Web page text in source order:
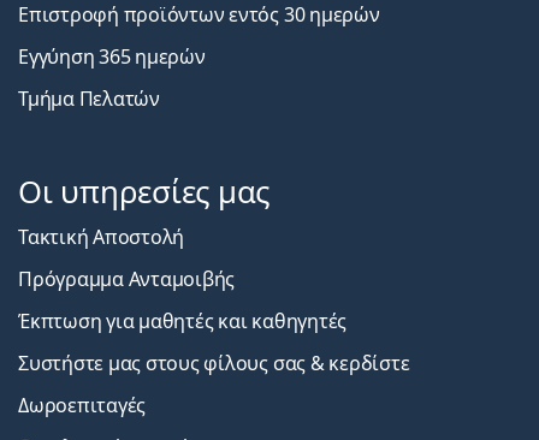
Επιστροφή προϊόντων εντός 30 ημερών
Εγγύηση 365 ημερών
Τμήμα Πελατών
Οι υπηρεσίες μας
Τακτική Αποστολή
Πρόγραμμα Ανταμοιβής
Έκπτωση για μαθητές και καθηγητές
Συστήστε μας στους φίλους σας & κερδίστε
Δωροεπιταγές